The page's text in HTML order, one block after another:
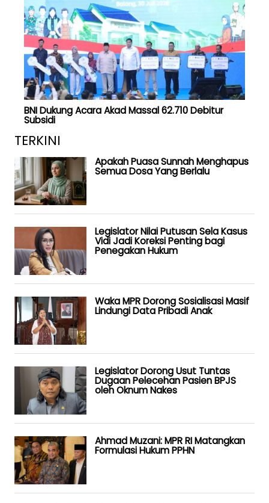
BNI Dukung Acara Akad Massal 62.710 Debitur
Subsidi
TERKINI
Apakah Puasa Sunnah Menghapus
Semua Dosa Yang Berlalu
Legislator Nilai Putusan Sela Kasus
Vidi Jadi Koreksi Penting bagi
Penegakan Hukum
Waka MPR Dorong Sosialisasi Masif
Lindungi Data Pribadi Anak
Legislator Dorong Usut Tuntas
Dugaan Pelecehan Pasien BPJS
oleh Oknum Nakes
Ahmad Muzani: MPR RI Matangkan
Formulasi Hukum PPHN